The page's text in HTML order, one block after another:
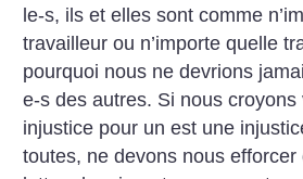
le-s, ils et elles sont comme
travailleur ou n’importe quelle
pourquoi nous ne devrions
e-s des autres. Si nous croyons
injustice pour un est une
toutes, ne devons nous efforcer